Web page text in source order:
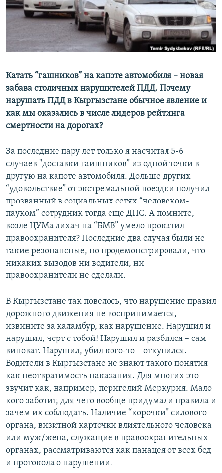
Катать “гашников” на капоте автомобиля – новая
забава столичных нарушителей ПДД. Почему
нарушать ПДД в Кыргызстане обычное явление и
как мы оказались в числе лидеров рейтинга
смертности на дорогах?
За последние пару лет только я насчитал 5-6
случаев "доставки гаишников” из одной точки в
другую на капоте автомобиля. Дольше других
“удовольствие” от экстремальной поездки получил
прозванный в социальных сетях “человеком-
пауком” сотрудник тогда еще ДПС. А помните,
возле ЦУМа лихач на “БМВ” умело прокатил
правоохранителя? Последние два случая были не
такие резонансные, но продемонстрировали, что
никаких выводов ни водители, ни
правоохранители не сделали.
В Кыргызстане так повелось, что нарушение правил
дорожного движения не воспринимается,
извините за каламбур, как нарушение. Нарушил и
нарушил, черт с тобой! Нарушил и разбился – сам
виноват. Нарушил, убил кого-то – откупился.
Водители в Кыргызстане не знают такого понятия
как неотвратимость наказания. Для многих это
звучит как, например, перигелий Меркурия. Мало
кого заботит, для чего вообще придумали правила и
зачем их соблюдать. Наличие “корочки” силового
органа, визитной карточки влиятельного человека
или муж/жена, служащие в правоохранительных
органах, рассматриваются как панацея от всех бед
и протокола о нарушении.